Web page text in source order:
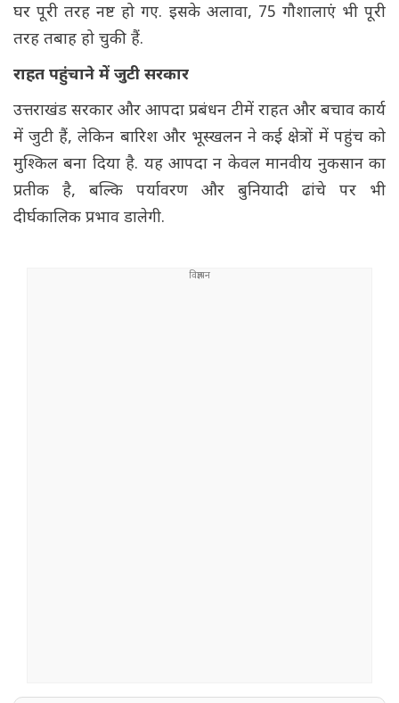
घर पूरी तरह नष्ट हो गए. इसके अलावा, 75 गौशालाएं भी पूरी
तरह तबाह हो चुकी हैं.
राहत पहुंचाने में जुटी सरकार
उत्तराखंड सरकार और आपदा प्रबंधन टीमें राहत और बचाव कार्य
में जुटी हैं, लेकिन बारिश और भूस्खलन ने कई क्षेत्रों में पहुंच को
मुश्किल बना दिया है. यह आपदा न केवल मानवीय नुकसान का
प्रतीक है, बल्कि पर्यावरण और बुनियादी ढांचे पर भी
दीर्घकालिक प्रभाव डालेगी.